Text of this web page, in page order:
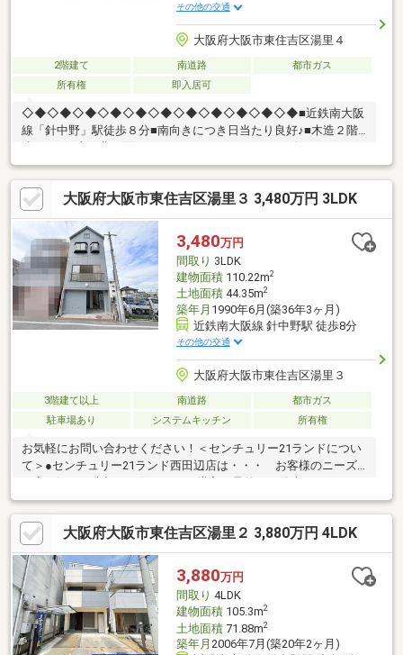
その他の交通
大阪府大阪市東住吉区湯里４
2階建て 南道路
都市ガス
所有権
即入居可
◇◆◇◆◇◆◇◆◇◆◇◆◇◆◇◆◇◆◇◆◇◆■近鉄南大阪
線「針中野」駅徒歩８分■南向きにつき日当たり良好♪■木造２階
グストアなど生活に便利な施設が周辺には充実しています♪〇万代
矢田店：徒歩9分（650ｍ）〇ローソン鷹合四丁目店：徒歩2分
（150ｍ）〇スギ薬局長居公園通店：徒歩11分（810ｍ）
◇◆◇◆◇◆◇◆◇◆◇◆◇◆◇◆◇◆◇◆◇◆
大阪府大阪市東住吉区湯里３ 3,480万円 3LDK
3,480万円
間取り 3LDK
建物面積110.22m2
土地面積44.35m2
築年月 1990年6月(築36年3ヶ月)
近鉄南大阪線 針中野駅 徒歩8分
その他の交通
大阪府大阪市東住吉区湯里３
3階建て以上 南道路
都市ガス
駐車場あり
システムキッチン 所有権
お気軽にお問い合わせください！＜センチュリー21ランドについ
て＞●センチュリー21ランド西田辺店は・・・ お客様のニーズ
に寄り添い、大切なお住まいのご購入に最後まで伴走いたしま
す！●リフォームのご相談も承っております。●購入・売却・ロー
ンのご相談・・・なんでもお気軽にご相談くださいませ！〇大阪
メトロ御堂筋線「西田辺」駅より徒歩1分！〇営業時間：10：00
～20：00（火曜日・水曜日定休日※祝日は営業）事前にご連絡い
ただけますと、スムーズにご案内が可能です。ご連絡お待ちして
おります！
大阪府大阪市東住吉区湯里２ 3,880万円 4LDK
3,880万円
間取り 4LDK
建物面積105.3m2
土地面積71.88m2
築年月 2006年7月(築20年2ヶ月)